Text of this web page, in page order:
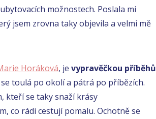
možnostech. Poslala mi
jsem zrovna taky objevila a velmi mě
Horáková, je vypravěčkou příběhů
toulá po okolí a pátrá po příbězích.
kteří se taky snaží krásy
co rádi cestují pomalu. Ochotně se